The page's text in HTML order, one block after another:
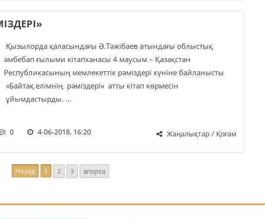
Қызылорда қаласындағы Ә.Тәжібаев атындағы облыстық
әмбебап ғылыми кітапханасы 4 маусым – Қазақстан
Республикасының мемлекеттік рәміздері күніне байланысты
«Байтақ елімнің рәміздері» атты кітап көрмесін
ұйымдастырды. ...
Жаңалықтар / Қоғам
0 4-06-2018, 16:20
Назад 1 2 3 вперед